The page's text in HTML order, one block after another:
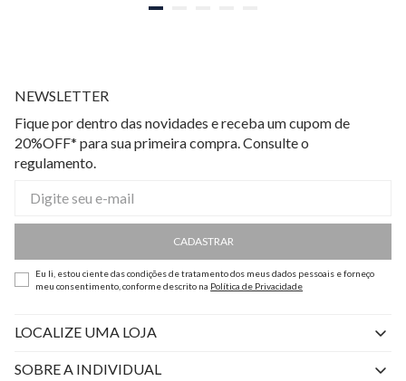
NEWSLETTER
Fique por dentro das novidades e receba um cupom de
20%OFF* para sua primeira compra. Consulte o
regulamento.
CADASTRAR
Eu li, estou ciente das condições de tratamento dos meus dados pessoais e forneço
meu consentimento, conforme descrito na Política de Privacidade
LOCALIZE UMA LOJA
SOBRE A INDIVIDUAL